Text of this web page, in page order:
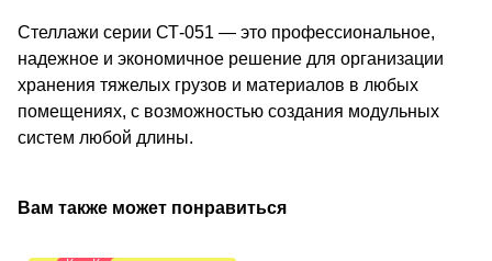
Стеллажи серии СТ-051 — это профессиональное,
надежное и экономичное решение для организации
хранения тяжелых грузов и материалов в любых
помещениях, с возможностью создания модульных
систем любой длины.
Вам также может понравиться